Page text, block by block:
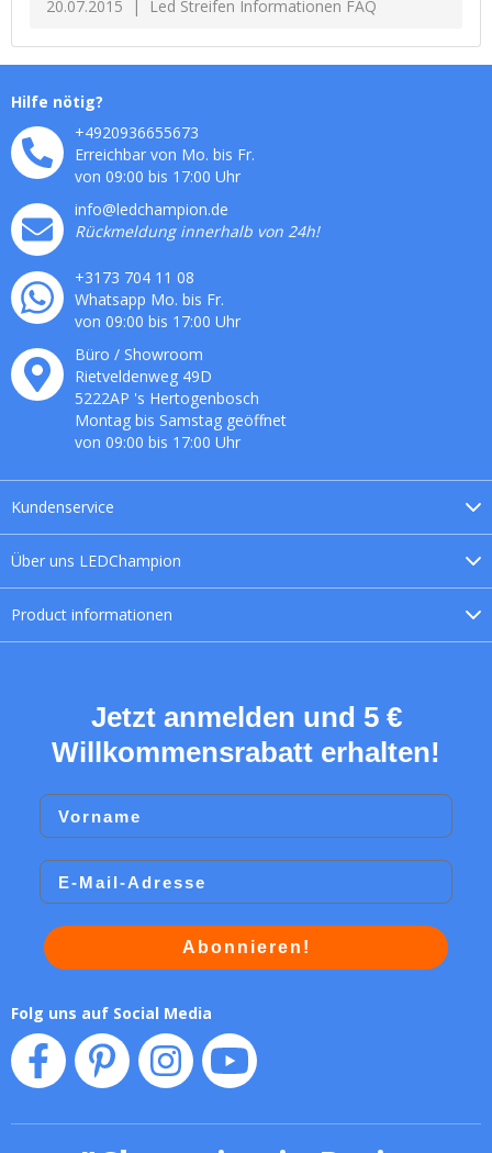
20.07.2015 Led Streifen Informationen FAQ
Über uns LEDChampion
Product informationen
Kundenservice
Hilfe nötig?
+4920936655673
Erreichbar von Mo. bis Fr.
von 09:00 bis 17:00 Uhr
info@ledchampion.de
Rückmeldung innerhalb von 24h!
+3173 704 11 08
Whatsapp Mo. bis Fr.
von 09:00 bis 17:00 Uhr
Büro / Showroom
Rietveldenweg 49D
5222AP 's Hertogenbosch
Montag bis Samstag geöffnet
von 09:00 bis 17:00 Uhr
Jetzt anmelden und 5 €
Willkommensrabatt erhalten!
Vorname
Email
Abonnieren!
Folg uns auf Social Media